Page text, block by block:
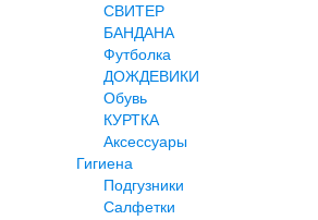
СВИТЕР
БАНДАНА
Футболка
ДОЖДЕВИКИ
Обувь
КУРТКА
Аксессуары
Гигиена
Подгузники
Салфетки